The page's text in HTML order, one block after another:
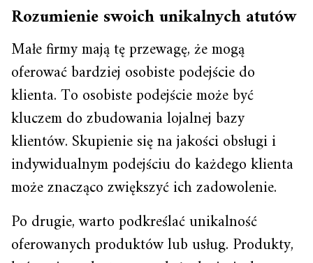
Rozumienie swoich unikalnych atutów
Małe firmy mają tę przewagę, że mogą
oferować bardziej osobiste podejście do
klienta. To osobiste podejście może być
kluczem do zbudowania lojalnej bazy
klientów. Skupienie się na jakości obsługi i
indywidualnym podejściu do każdego klienta
może znacząco zwiększyć ich zadowolenie.
Po drugie, warto podkreślać unikalność
oferowanych produktów lub usług. Produkty,